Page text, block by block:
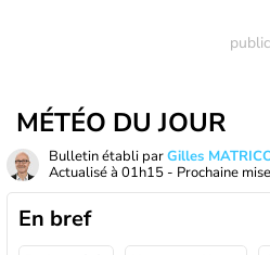
MÉTÉO DU JOUR
Bulletin établi parGilles
Actualisé à 01h15 - Prochaine
En bref